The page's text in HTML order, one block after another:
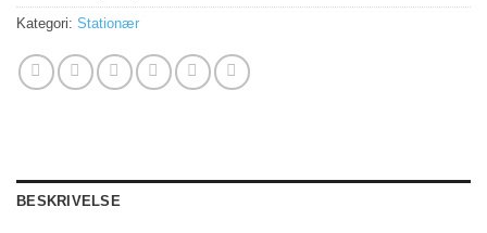
Kategori: Stationær
BESKRIVELSE